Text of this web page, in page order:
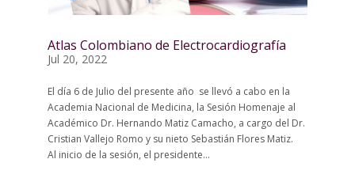
Atlas Colombiano de Electrocardiografía
Jul 20, 2022
El día 6 de Julio del presente año se llevó a cabo en la
Academia Nacional de Medicina, la Sesión Homenaje al
Académico Dr. Hernando Matiz Camacho, a cargo del Dr.
Cristian Vallejo Romo y su nieto Sebastián Flores Matiz.
Al inicio de la sesión, el presidente...